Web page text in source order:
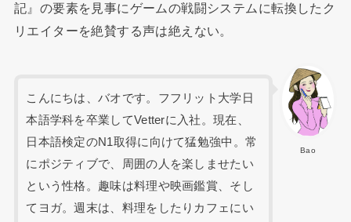
記』の要素を見事にゲームの戦闘システムに転換したク
リエイターを絶賛する声は絶えない。
Bao
こんにちは、バオです。フフリット大学日
本語学科を卒業してVetterに入社。現在、
日本語検定のN1取得に向けて猛勉強中。常
にポジティブで、周囲の人を楽しませたい
という性格。趣味は料理や映画鑑賞、そし
てヨガ。週末は、料理をしたりカフェにい